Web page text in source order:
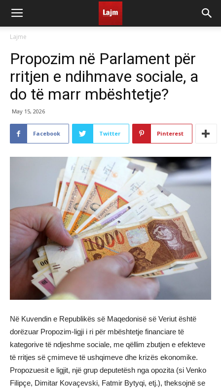
Lajme
Propozim në Parlament për
rritjen e ndihmave sociale, a
do të marr mbështetje?
May 15, 2026
Facebook Twitter Pinterest
Në Kuvendin e Republikës së Maqedonisë së Veriut është
dorëzuar Propozim-ligji i ri për mbështetje financiare të
kategorive të ndjeshme sociale, me qëllim zbutjen e efekteve
të rritjes së çmimeve të ushqimeve dhe krizës ekonomike.
Propozuesit e ligjit, një grup deputetësh nga opozita (si Venko
Filipçe, Dimitar Kovaçevski, Fatmir Bytyqi, etj.), theksojnë se